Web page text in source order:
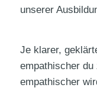
unserer
Je klarer,
empathischer
empathischer